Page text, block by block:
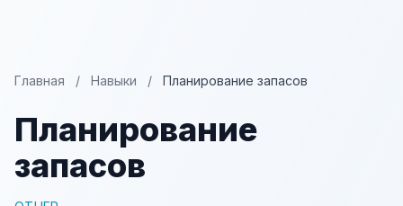
Главная / Навыки / Планирование запасов
Планирование
запасов